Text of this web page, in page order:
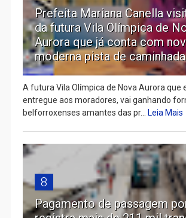
Prefeita Mariana Canella
da futura Vila Olímpica de
Aurora que já conta com
moderna pista de caminhada
A futura Vila Olímpica de Nova Aurora que
entregue aos moradores, vai ganhando
belforroxenses amantes das pr... Leia Mais
8
Pagamento de passagem